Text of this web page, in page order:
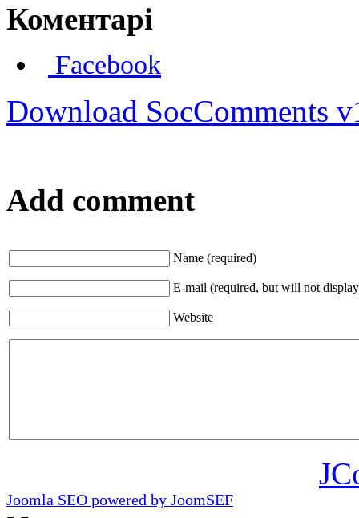
Коментарі
Facebook
Download SocComments
Add comment
Name (required)
E-mail (required, but will not
Website
Joomla SEO powered by JoomSEF